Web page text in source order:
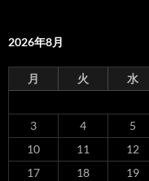
2026年8月
月 火 水
3
4 5
10
11 12
17
18 19